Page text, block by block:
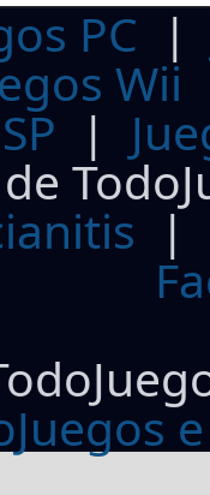
PC
Wii
|
|